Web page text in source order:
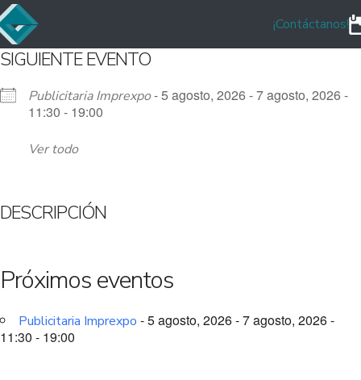
¡Contáctanos!
SIGUIENTE EVENTO
Publicitaria Imprexpo- 5 agosto, 2026 - 7 agosto, 2026 -
11:30 - 19:00
Ver todo
DESCRIPCIÓN
Próximos eventos
Publicitaria Imprexpo - 5 agosto, 2026 - 7 agosto, 2026 -
11:30 - 19:00